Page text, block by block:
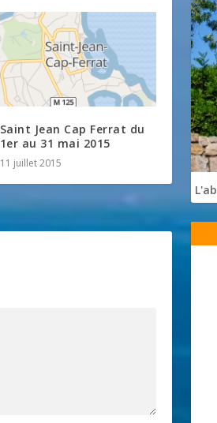
Saint Jean Cap Ferrat du
1er au 31 mai 2015
11 juillet 2015